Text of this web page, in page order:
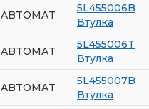
ABTOMAT
5L455006B
Втулка
ABTOMAT
5L455006T
Втулка
ABTOMAT
5L455007B
Втулка